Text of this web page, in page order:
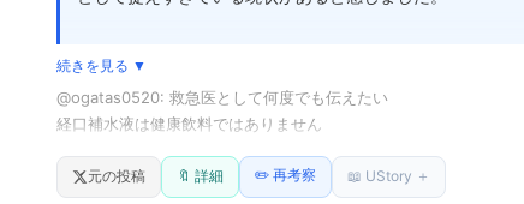
男女共に、連れ子で再婚するならば、相手の子供も心の底から愛
いでほしいです。
確かに、日常的な水分補給には経口補水液は適切ではあり
水した時だけ」という使用タイミングをより広く周知する
う行動が、体に負担をかけるリスクを再認識してほしいで
続きを見る ▼
@ogatas0520: 救急医として何度でも伝えたい
経口補水液は健康飲料ではありません
元の投稿 🔖 詳細 ✏️ 再考察 📖 UStory ＋